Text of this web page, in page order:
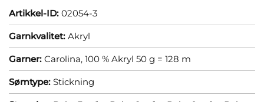
Artikkel-ID: 02054-3
Garnkvalitet: Akryl
Garner: Carolina, 100 % Akryl 50 g = 128 m
Sømtype: Stickning